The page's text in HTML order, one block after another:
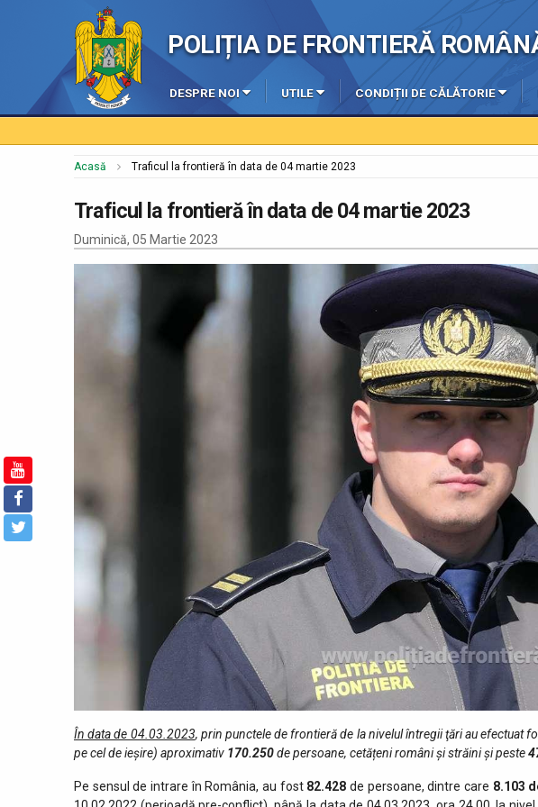
POLIȚIA DE FRONTIERĂ
DESPRE NOI UTILE CONDIȚII DE CĂLĂTORIE
Acasă Traficul la frontieră în data de 04 martie 2023
Traficul la frontieră în data de 04 martie 2023
Duminică, 05 Martie 2023
În data de 04.03.2023, prin punctele de fro­ntieră de la nivelul întregii ţări au efectuat
pe cel de ieşire) aproximativ 170.250de persoane, cetățeni români și străini și peste
Pe sensul de intrare în România, au fost 82.428de persoane, dintre care 8.103